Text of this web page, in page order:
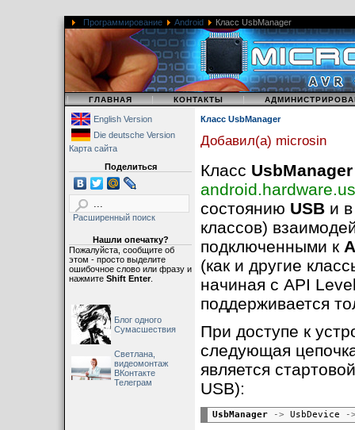
Программирование Android Класс UsbManager
| ГЛАВНАЯ | КОНТАКТЫ |
English Version
Die deutsche Version
Карта сайта
Поделиться
Расширенный поиск
Нашли опечатку?
Пожалуйста, сообщите об
этом - просто выделите
ошибочное слово или фразу и
нажмите Shift Enter.
Блог одного
Сумасшествия
Светлана,
видеомонтаж
ВКонтакте
Телеграм
Класс UsbManager
Добавил(а) microsin
Класс UsbManager
состоянию USB и
классов)
подключенными к
(как и другие
начиная с API
поддерживается
При доступе к
следующая
является
USB):
UsbManager -> UsbDevice -